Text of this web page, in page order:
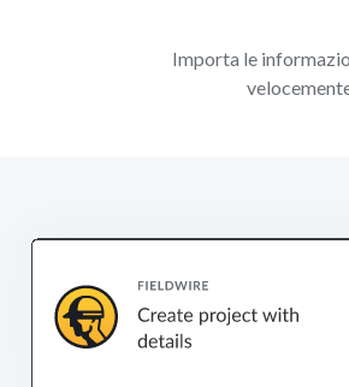
Importa le